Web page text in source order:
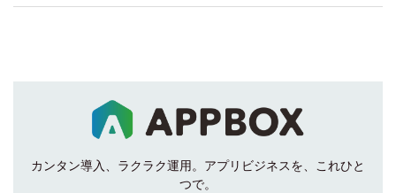
カンタン導入、ラクラク運用。 アプリビジネスを、これひと
つで。